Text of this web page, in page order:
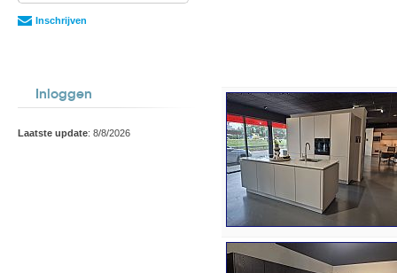
Inschrijven
Inloggen
Laatste update: 8/8/2026